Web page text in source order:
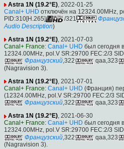
Astra 1N (19.2°E), 2022-01-25
Canal+ UHD отключён на 12324.00MHz,
PID:310[H.265]
/321
Audio Description)
Astra 1N (19.2°E), 2021-07-03
Canal+ France: Canal+ UHD был сегодня
12324.00MHz, pol.V SR:29700 FEC:2/3
Французский,322 qaa,323
(Nagravision 3).
Astra 1N (19.2°E) , 2021-07-01
Canal+ France: Canal+ UHD (Франция)
(12324.00MHz, pol.V SR:29700 FEC:2/3
Французский,322 qaa,323
Astra 1N (19.2°E), 2021-06-30
Canal+ France: Canal+ UHD был сегодня
12324.00MHz, pol.V SR:29700 FEC:2/3
Французский ,322 qaa,323
(Nagravision 3).